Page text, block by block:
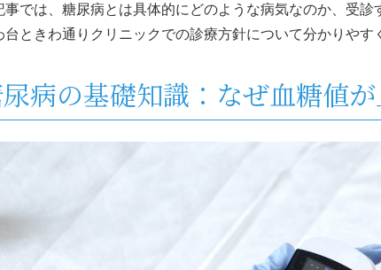
事では、糖尿病とは具体的にどのような病気なのか、受
台ときわ通りクリニックでの診療方針について分かりやす
病の基礎知識：なぜ血糖値